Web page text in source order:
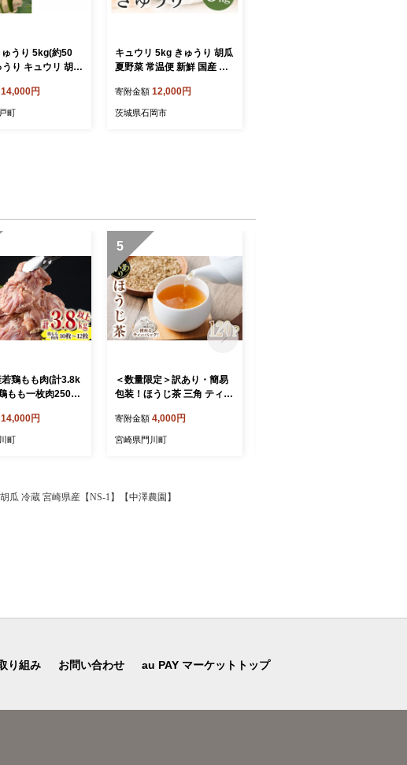
うり 5kg(約50
り キュウリ 胡瓜
合せ 夏野菜 浅漬
旬 秀品 ユーファ
14,000円
町
キュウリ 5kg きゅうり 胡瓜
夏野菜 常温便 新鮮 国産 茨
農園直送 ベジタブル グリー
ン サラダ 一本漬け 浅漬け
寄附金額 12,000円
茨城県石岡市
鶏もも肉(計3.8k
もも一枚肉250～
若鶏 もも肉 国
唐揚げ から揚
14,000円
町
5
＜数量限定＞訳あり・簡易
包装！ほうじ茶 三角 ティー
簡易包装 お茶 茶葉 ホット
アイス 常温 保存 便利【AA-
寄附金額 4,000円
宮崎県門川町
瓜 冷蔵 宮崎県産【NS-1】【中澤農園】
り組み お問い合わせ au PAY マーケットトップ